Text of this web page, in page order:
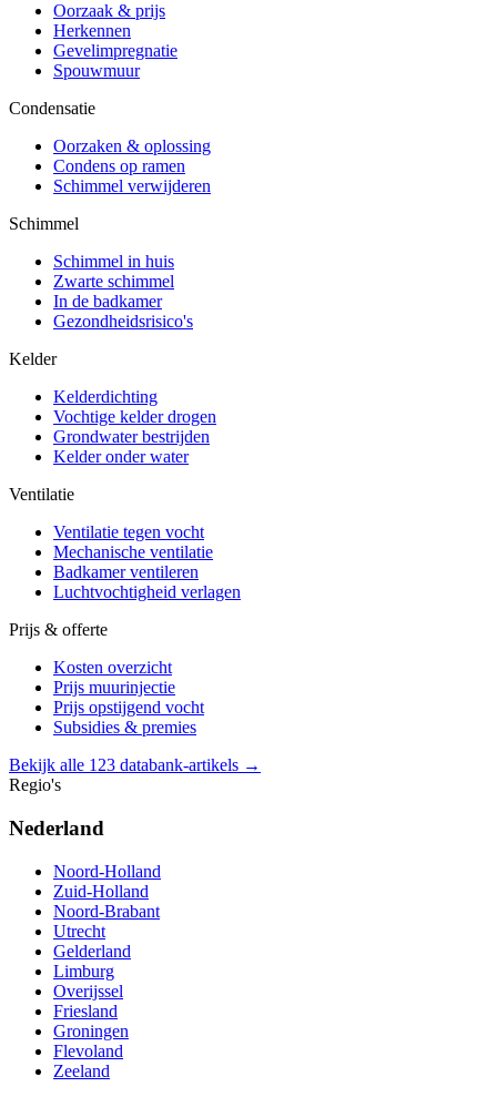
Oorzaak & prijs
Herkennen
Gevelimpregnatie
Spouwmuur
Condensatie
Oorzaken & oplossing
Condens op ramen
Schimmel verwijderen
Schimmel
Schimmel in huis
Zwarte schimmel
In de badkamer
Gezondheidsrisico's
Kelder
Kelderdichting
Vochtige kelder drogen
Grondwater bestrijden
Kelder onder water
Ventilatie
Ventilatie tegen vocht
Mechanische ventilatie
Badkamer ventileren
Luchtvochtigheid verlagen
Prijs & offerte
Kosten overzicht
Prijs muurinjectie
Prijs opstijgend vocht
Subsidies & premies
Bekijk alle 123 databank-artikels →
Regio's
Nederland
Noord-Holland
Zuid-Holland
Noord-Brabant
Utrecht
Gelderland
Limburg
Overijssel
Friesland
Groningen
Flevoland
Zeeland